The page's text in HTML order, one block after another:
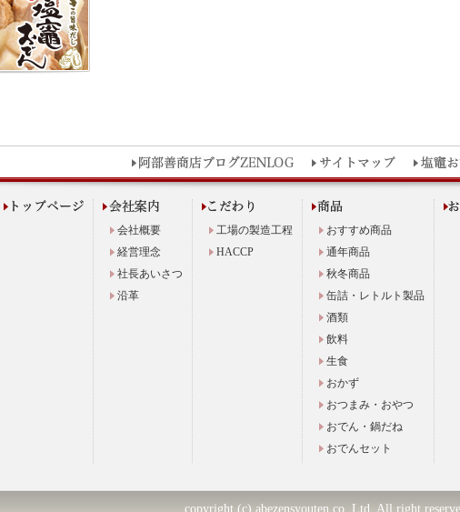
会社概要
経営理念
社長あいさつ
沿革
工場の製造工程
HACCP
おすすめ商品
通年商品
秋冬商品
缶詰・レトルト製品
酒類
飲料
生食
おかず
おつまみ・おやつ
おでん・鍋だね
おでんセット
copyright (c) abezensyouten co.,Ltd. All right